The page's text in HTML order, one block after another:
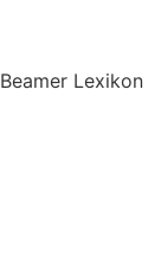
Beamer Lexikon